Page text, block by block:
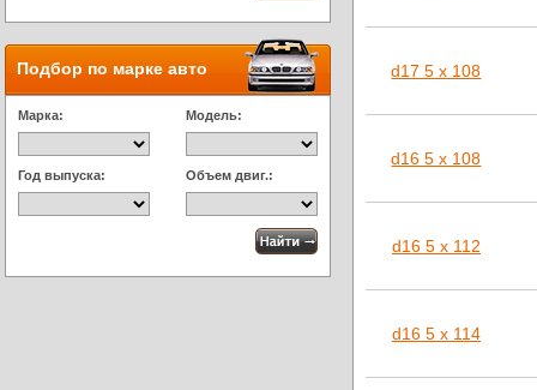
Подбор по марке авто
Марка: Модель:
Год выпуска: Объем двиг.:
d17 5 x 108
d16 5 x 108
d16 5 x 112
d16 5 x 114